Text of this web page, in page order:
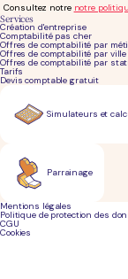
Services
Création d'entreprise
Comptabilité pas cher
Offres de comptabilité par
Offres de comptabilité par ville
Offres de comptabilité par
Tarifs
Devis comptable gratuit
Consultez notre notre
Simulateurs et
Parrainage
Mentions légales
Politique de protection des
CGU
Cookies